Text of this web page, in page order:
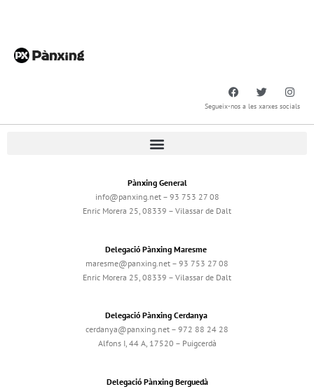
Segueix-nos a les xarxes socials
Pànxing General
info@panxing.net – 93 753 27 08
Enric Morera 25, 08339 – Vilassar de Dalt
Delegació Pànxing Maresme
maresme@panxing.net – 93 753 27 08
Enric Morera 25, 08339 – Vilassar de Dalt
Delegació Pànxing Cerdanya
cerdanya@panxing.net – 972 88 24 28
Alfons I, 44 A, 17520 – Puigcerdà
Delegació Pànxing Berguedà